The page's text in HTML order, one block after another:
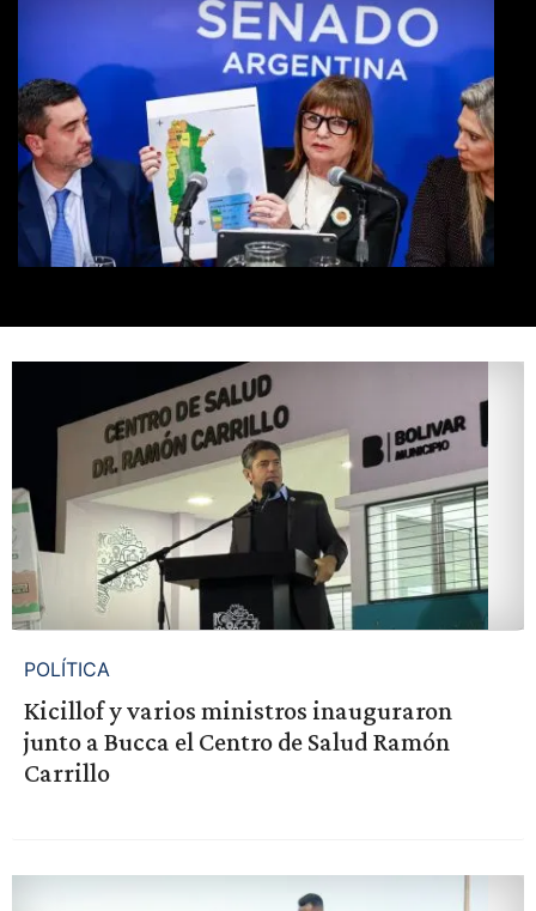
POLÍTICA
Kicillof y varios ministros inauguraron
junto a Bucca el Centro de Salud Ramón
Carrillo